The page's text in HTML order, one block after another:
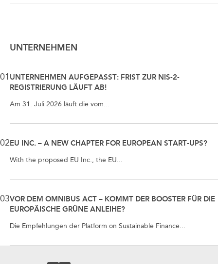
UNTERNEHMEN
01 UNTERNEHMEN AUFGEPASST: FRIST ZUR NIS-2-
REGISTRIERUNG LÄUFT AB!
Am 31. Juli 2026 läuft die vom...
02 EU INC. – A NEW CHAPTER FOR EUROPEAN START-UPS?
With the proposed EU Inc., the EU...
03VOR DEM OMNIBUS ACT – KOMMT DER BOOSTER FÜR DIE
EUROPÄISCHE GRÜNE ANLEIHE?
Die Empfehlungen der Platform on Sustainable Finance...